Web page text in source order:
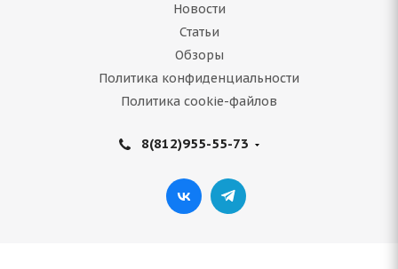
Новости
Статьи
Обзоры
Политика конфиденциальности
Политика cookie-файлов
8(812)955-55-73